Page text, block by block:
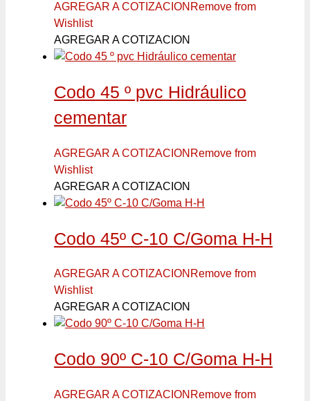
AGREGAR A COTIZACION Remove from
Wishlist
AGREGAR A COTIZACION
Codo 45 º pvc Hidráulico
cementar
AGREGAR A COTIZACION Remove from
Wishlist
AGREGAR A COTIZACION
Codo 45º C-10 C/Goma H-H
AGREGAR A COTIZACION Remove from
Wishlist
AGREGAR A COTIZACION
Codo 90º C-10 C/Goma H-H
AGREGAR A COTIZACION Remove from